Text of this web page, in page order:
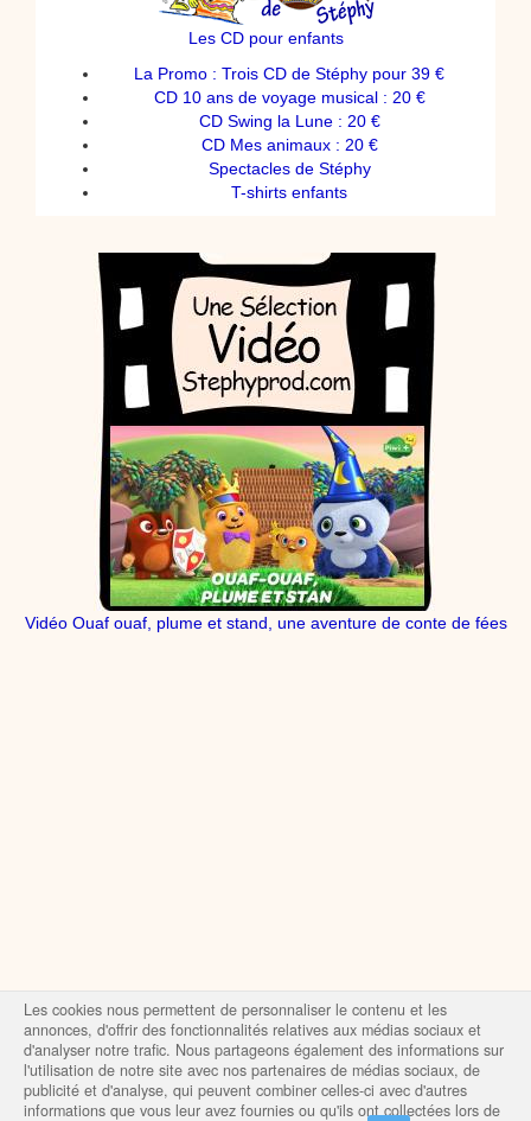
Les CD pour enfants
La Promo : Trois CD de Stéphy pour 39 €
CD 10 ans de voyage musical : 20 €
CD Swing la Lune : 20 €
CD Mes animaux : 20 €
Spectacles de Stéphy
T-shirts enfants
Vidéo Ouaf ouaf, plume et stand, une aventure de conte de fées
Les cookies nous permettent de personnaliser le contenu et les
annonces, d'offrir des fonctionnalités relatives aux médias sociaux et
d'analyser notre trafic. Nous partageons également des informations sur
l'utilisation de notre site avec nos partenaires de médias sociaux, de
publicité et d'analyse, qui peuvent combiner celles-ci avec d'autres
informations que vous leur avez fournies ou qu'ils ont collectées lors de